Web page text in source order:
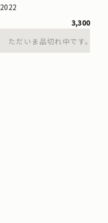
2022
3,300
ただいま品切れ中です。